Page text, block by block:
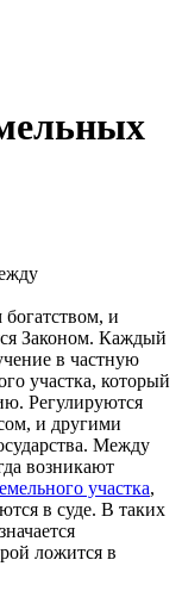
и
Законом. Каждый
в частную
участка, который
Регулируются
и другими
Между
возникают
участка,
в суде. В таких
ложится в